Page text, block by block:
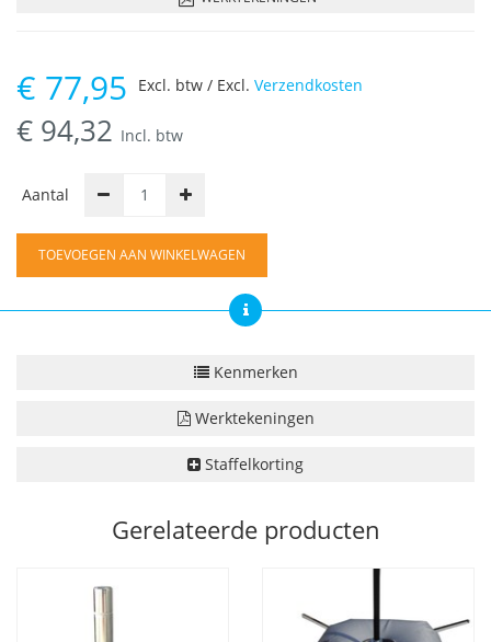
€ 77,95
€ 94,32 Incl. btw
Excl. btw / Excl. Verzendkosten
Aantal
TOEVOEGEN AAN WINKELWAGEN
Kenmerken
Werktekeningen
Staffelkorting
Gerelateerde producten